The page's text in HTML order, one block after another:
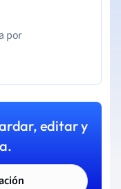
por
editar y